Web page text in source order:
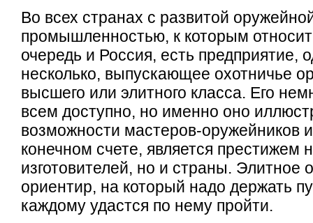
Во всех странах с развитой
промышленностью, к которым
очередь и Россия, есть предприятие,
несколько, выпускающее охотничье
высшего или элитного класса. Его
всем доступно, но именно оно
возможности мастеров-оружейников
конечном счете, является престижем
изготовителей, но и страны. Элитное
ориентир, на который надо держать
каждому удастся по нему пройти.